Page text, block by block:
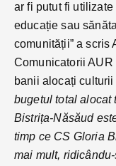
ar fi putut fi
educație sau
comunității” a scris
Comunicatorii
banii alocați
bugetul total alocat
Bistrița-Năsăud
timp ce CS Gloria
mai mult,